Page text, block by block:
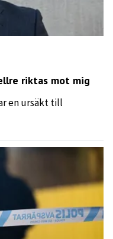
riktas mot mig
en ursäkt till